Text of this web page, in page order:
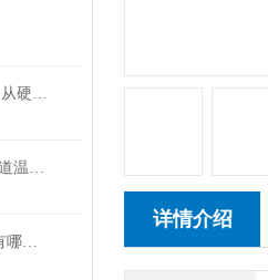
USB转RS485集线器连接指南：从硬件搭建到通信调试全流程
如何实现PT100热电偶K型多通道温度采集的高效稳定运行？
流量积算仪使用时的注意事项有哪些？
详情介绍